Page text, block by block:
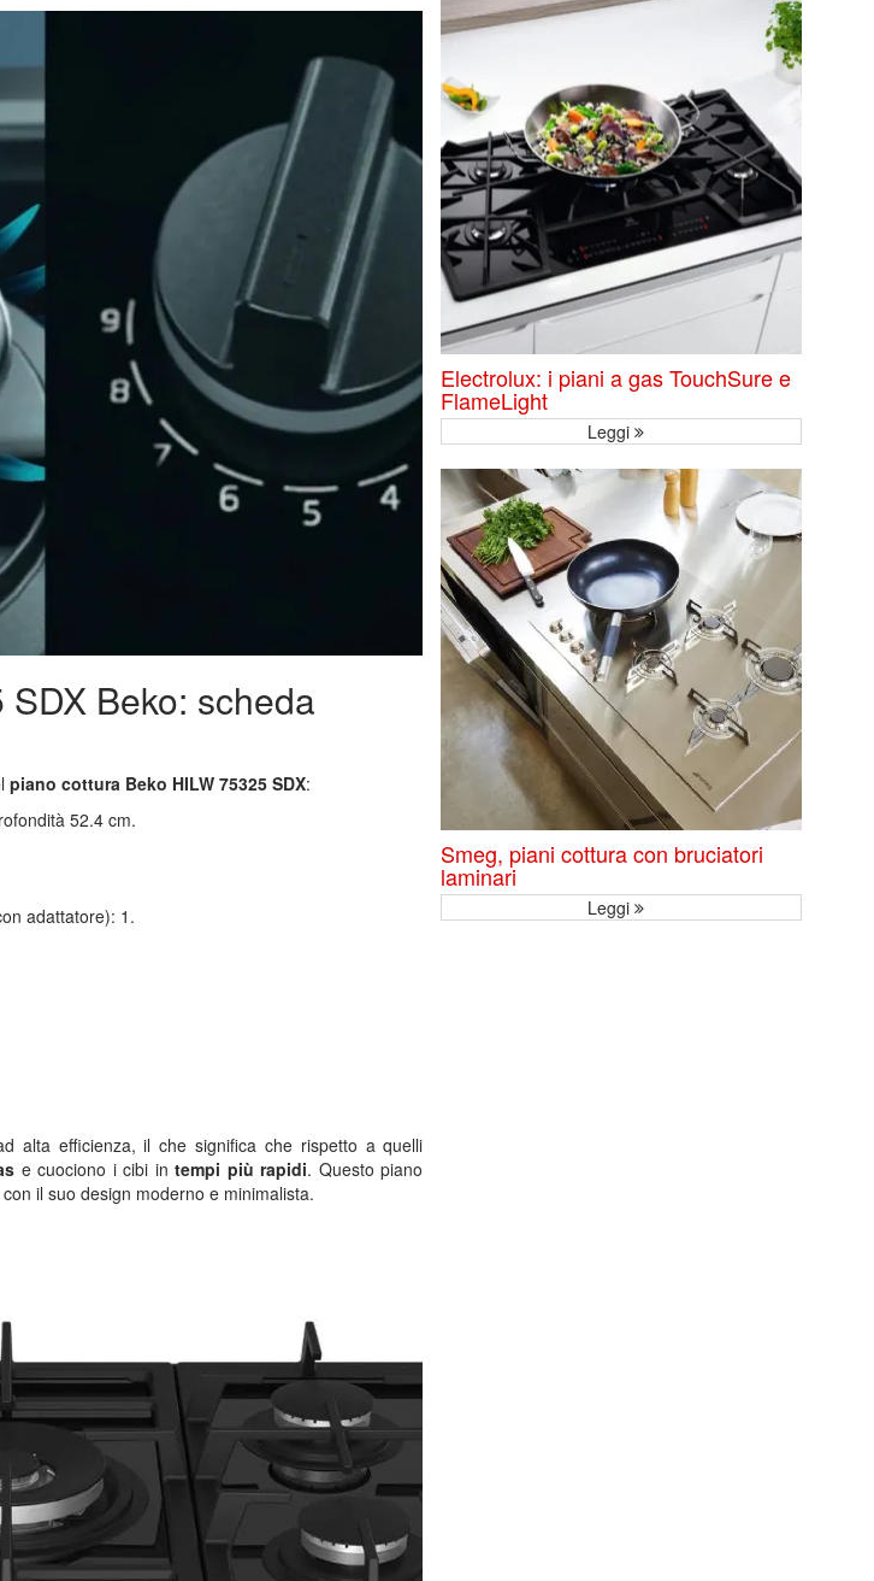
Beko: scheda
piano cottura Beko HILW 75325 SDX:
52.4 cm.
adattatore): 1.
alta efficienza, il che significa che rispetto a quelli
e cuociono i cibi intempi più rapidi. Questo piano
il suo design moderno e minimalista.
Electrolux: i piani a gas TouchSure e
FlameLight
Leggi
Smeg, piani cottura con bruciatori
laminari
Leggi